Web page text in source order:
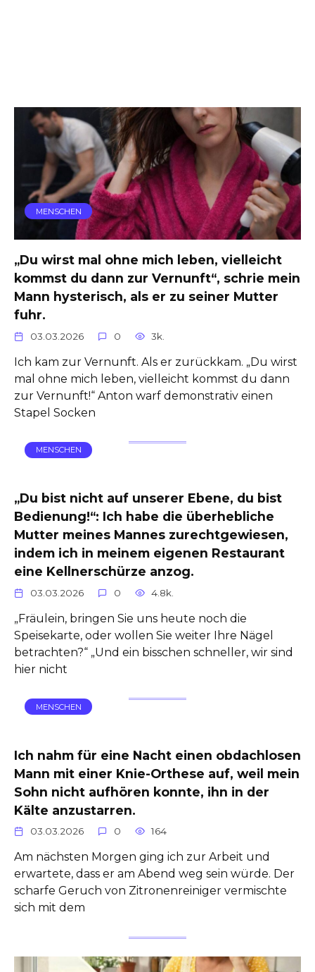
MENSCHEN
„Du wirst mal ohne mich leben, vielleicht
kommst du dann zur Vernunft“, schrie mein
Mann hysterisch, als er zu seiner Mutter
fuhr.
03.03.2026 0 3k.
Ich kam zur Vernunft. Als er zurückkam. „Du wirst
mal ohne mich leben, vielleicht kommst du dann
zur Vernunft!“ Anton warf demonstrativ einen
Stapel Socken
MENSCHEN
„Du bist nicht auf unserer Ebene, du bist
Bedienung!“: Ich habe die überhebliche
Mutter meines Mannes zurechtgewiesen,
indem ich in meinem eigenen Restaurant
eine Kellnerschürze anzog.
03.03.2026 0 4.8k.
„Fräulein, bringen Sie uns heute noch die
Speisekarte, oder wollen Sie weiter Ihre Nägel
betrachten?“ „Und ein bisschen schneller, wir sind
hier nicht
MENSCHEN
Ich nahm für eine Nacht einen obdachlosen
Mann mit einer Knie-Orthese auf, weil mein
Sohn nicht aufhören konnte, ihn in der
Kälte anzustarren.
03.03.2026 0 164
Am nächsten Morgen ging ich zur Arbeit und
erwartete, dass er am Abend weg sein würde. Der
scharfe Geruch von Zitronenreiniger vermischte
sich mit dem